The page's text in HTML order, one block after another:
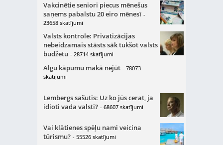
Vakcinētie seniori piecus mēnešus
saņems pabalstu 20 eiro mēnesī -
23658 skatījumi
Valsts kontrole: Privatizācijas
nebeidzamais stāsts sāk tukšot valsts
budžetu - 28714 skatījumi
Algu kāpumu makā nejūt - 78073
skatījumi
Lembergs sašutis: Uz ko jūs cerat, ja
idioti vada valsti? - 68607 skatījumi
Vai klātienes spēļu nami veicina
tūrismu? - 55526 skatījumi